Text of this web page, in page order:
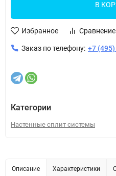
В
Избранное Сравнение
Заказ по телефону: +7
Категории
Настенные сплит системы
Описание Характеристики